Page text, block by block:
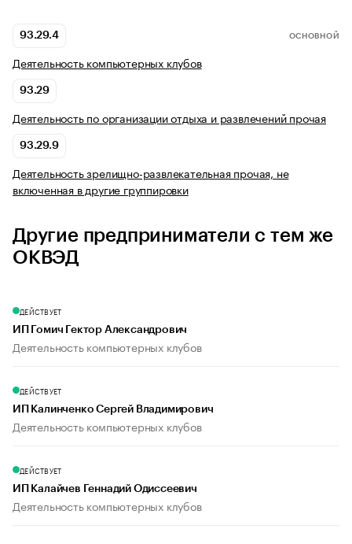
93.29.4 ОСНОВНОЙ
Деятельность компьютерных клубов
93.29
Деятельность по организации отдыха и развлечений прочая
93.29.9
Деятельность зрелищно-развлекательная прочая, не
включенная в другие группировки
Другие предприниматели с тем же
ОКВЭД
ДЕЙСТВУЕТ
ИП Гомич Гектор Александрович
Деятельность компьютерных клубов
ДЕЙСТВУЕТ
ИП Калинченко Сергей Владимирович
Деятельность компьютерных клубов
ДЕЙСТВУЕТ
ИП Калайчев Геннадий Одиссеевич
Деятельность компьютерных клубов